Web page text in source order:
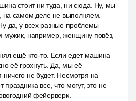
стоит ни туда, ни сюда. Ну, мы
на самом деле не выполняем.
да, у всех разные проблемы
например, женщину повёз,
ещё кто-то. Если едет машина
её грохнуть. Да, мы её
не будет. Несмотря на
праздника все, что могут, это не
фейерверк.